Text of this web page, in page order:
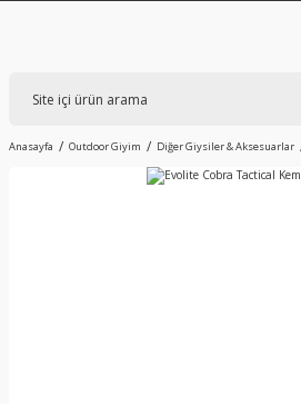
Anasayfa Outdoor Giyim Diğer Giysiler & Aksesuarlar